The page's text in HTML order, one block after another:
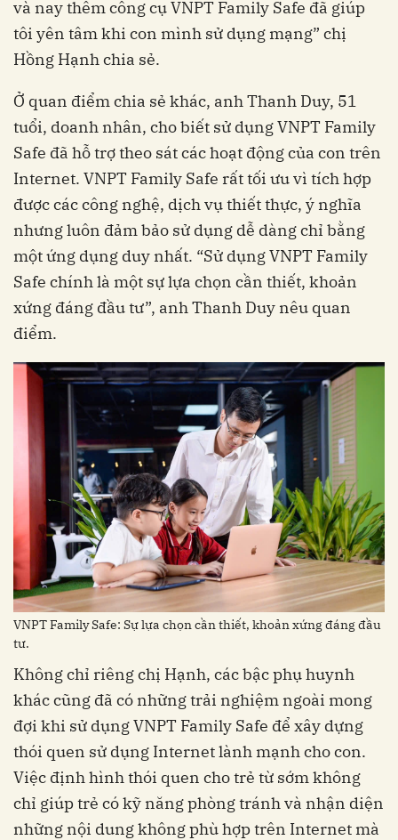
và nay thêm công cụ VNPT Family Safe đã giúp
tôi yên tâm khi con mình sử dụng mạng” chị
Hồng Hạnh chia sẻ.
Ở quan điểm chia sẻ khác, anh Thanh Duy, 51
tuổi, doanh nhân, cho biết sử dụng VNPT Family
Safe đã hỗ trợ theo sát các hoạt động của con trên
Internet. VNPT Family Safe rất tối ưu vì tích hợp
được các công nghệ, dịch vụ thiết thực, ý nghĩa
nhưng luôn đảm bảo sử dụng dễ dàng chỉ bằng
một ứng dụng duy nhất. “Sử dụng VNPT Family
Safe chính là một sự lựa chọn cần thiết, khoản
xứng đáng đầu tư”, anh Thanh Duy nêu quan
điểm.
VNPT Family Safe: Sự lựa chọn cần thiết, khoản xứng đáng đầu
tư.
Không chỉ riêng chị Hạnh, các bậc phụ huynh
khác cũng đã có những trải nghiệm ngoài mong
đợi khi sử dụng VNPT Family Safe để xây dựng
thói quen sử dụng Internet lành mạnh cho con.
Việc định hình thói quen cho trẻ từ sớm không
chỉ giúp trẻ có kỹ năng phòng tránh và nhận diện
những nội dung không phù hợp trên Internet mà